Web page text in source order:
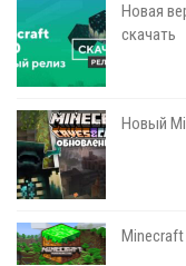
Новая
скачать
Новый
Minecraft